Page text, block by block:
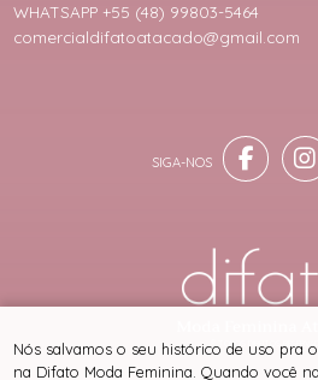
WHATSAPP +55 (48) 99803-5464
comercialdifatoatacado@gmail.com
® TODOS DIREITOS
Nós salvamos o seu histórico de uso pra
na Difato Moda Feminina. Quando você